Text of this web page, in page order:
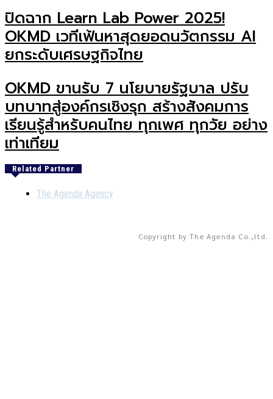
ปิดฉาก Learn Lab Power 2025!
OKMD เวทีเฟ้นหาสุดยอดนวัตกรรม AI
ยกระดับเศรษฐกิจไทย
OKMD ขานรับ 7 นโยบายรัฐบาล ปรับ
บทบาทสู่องค์กรเชิงรุก สร้างสังคมการ
เรียนรู้สำหรับคนไทย ทุกเพศ ทุกวัย อย่าง
เท่าเทียม
Related Partner
The Agenda Agency
Copyright by The Agenda Co.,ltd.